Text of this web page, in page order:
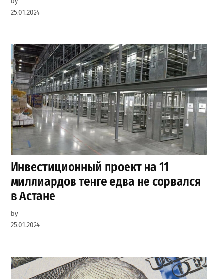
25.01.2024
Инвестиционный проект на 11
миллиардов тенге едва не сорвался
в Астане
by
25.01.2024